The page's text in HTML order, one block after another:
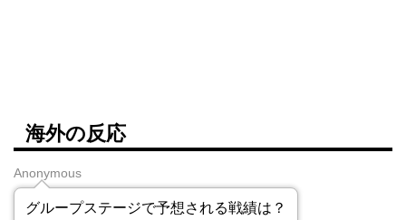
海外の反応
Anonymous
グループステージで予想される戦績は？